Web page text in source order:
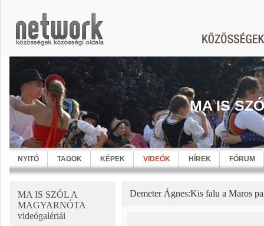
MA IS
NYITÓ TAGOK KÉPEK VIDEÓK HÍREK FÓRUM
MA IS SZÓL A
MAGYARNÓTA
videógalériái
Demeter Ágnes:Kis falu a Maros